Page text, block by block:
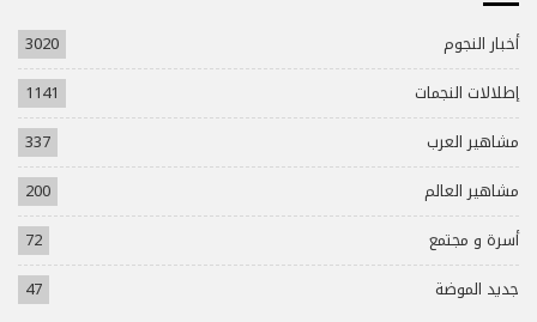
أخبار النجوم
3020
إطلالات النجمات
1141
مشاهير العرب
337
مشاهير العالم
200
أسرة و مجتمع
72
جديد الموضة
47